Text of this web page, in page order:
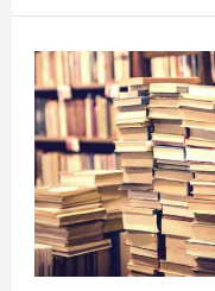
a
Preposition
Example:
A
Comprehensive
Guide.